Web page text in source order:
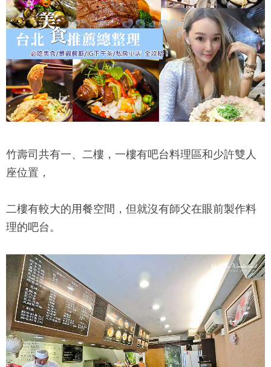
竹壽司共有一、二樓，一樓有吧台料理區和少許雙人
座位置，
二樓有較大的用餐空間，但就沒有師父在眼前製作料
理的吧台。